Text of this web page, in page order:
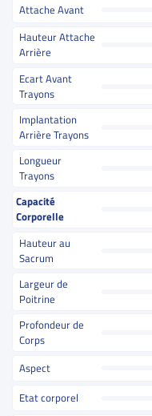
Attache Avant
Hauteur Attache
Arrière
Ecart Avant
Trayons
Implantation
Arrière Trayons
Longueur
Trayons
Capacité
Corporelle
Hauteur au
Sacrum
Largeur de
Poitrine
Profondeur de
Corps
Aspect
Etat corporel